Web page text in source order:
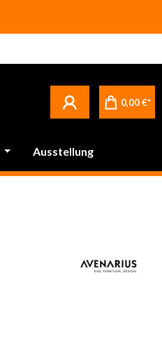
0,00 €*
Ausstellung